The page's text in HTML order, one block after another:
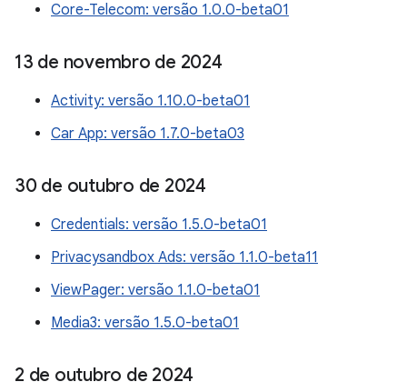
Core-Telecom: versão 1.0.0-beta01
13 de novembro de 2024
Activity: versão 1.10.0-beta01
Car App: versão 1.7.0-beta03
30 de outubro de 2024
Credentials: versão 1.5.0-beta01
Privacysandbox Ads: versão 1.1.0-beta11
ViewPager: versão 1.1.0-beta01
Media3: versão 1.5.0-beta01
2 de outubro de 2024